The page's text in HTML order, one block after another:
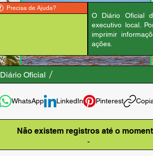
Precisa de Ajuda?
O Diário Oficial
executivo local.
imprimir
ações.
Diário Oficial
WhatsApp LinkedIn Pinterest
Não existem registros até o
-